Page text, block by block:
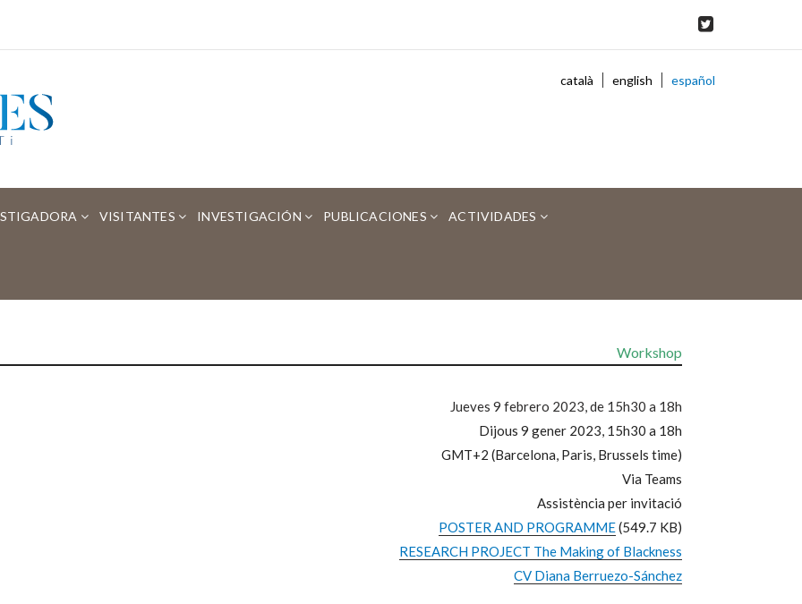
català english español
VISITANTES INVESTIGACIÓN PUBLICACIONES ACTIVIDADES
Workshop
Jueves 9 febrero 2023, de 15h30 a 18h
Dijous 9 gener 2023, 15h30 a 18h
GMT+2 (Barcelona, Paris, Brussels time)
Via Teams
Assistència per invitació
POSTER AND PROGRAMME(549.7 KB)
RESEARCH PROJECT The Making of Blackness
CV Diana Berruezo-Sánchez